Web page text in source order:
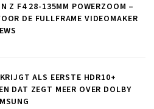
Z F4 28-135MM POWERZOOM –
DE FULLFRAME VIDEOMAKER
ALS EERSTE HDR10+
DAT ZEGT MEER OVER DOLBY